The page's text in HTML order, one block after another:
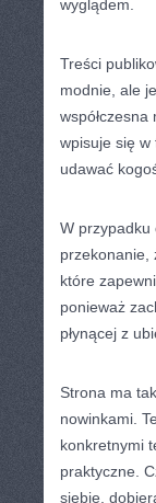
wyglądem.
Treści
modnie, ale
wpisuje się w
udawać
W przypadku
przekonanie,
które
ponieważ
płynącej z
Strona ma
nowinkami.
konkretnymi
praktyczne.
siebie,